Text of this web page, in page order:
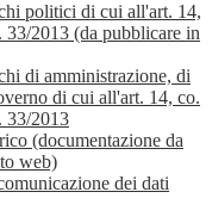
politici di cui all'art. 14,
33/2013 (da pubblicare in
di amministrazione, di
di cui all'art. 14, co.
33/2013
(documentazione da
web)
dei dati